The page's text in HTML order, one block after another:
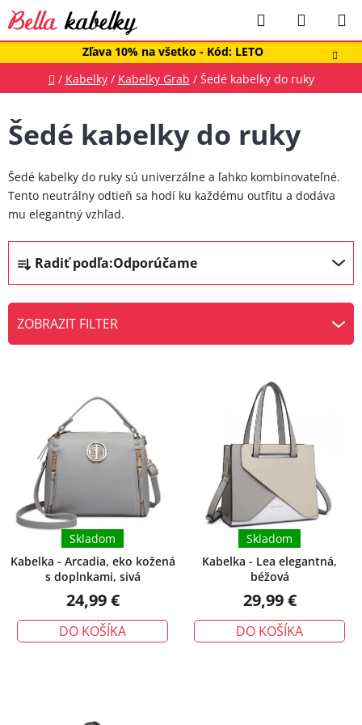
Prejsť
na
obsah
Zľava 10% na všetko - Kód: LETO
Hľadať
KOŠÍK
Domov
/ Kabelky / Kabelky Grab / Šedé kabelky do ruky
Šedé kabelky do ruky
Šedé kabelky do ruky sú univerzálne a ľahko kombinovateľné.
Tento neutrálny odtieň sa hodí ku každému outfitu a dodáva
mu elegantný vzhľad.
R
a
d
e
n
k
v
Radiť podľa:Odporúčame
ZOBRAZIT FILTER
d
k
v
Kabelka - Arcadia, eko kožená
s doplnkami, sivá
Skladom
24,99 €
DO KOŠÍKA
Kabelka - Lea elegantná,
béžová
Skladom
29,99 €
DO KOŠÍKA